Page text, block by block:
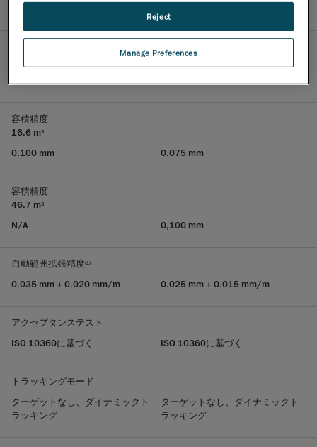
0.075 mm 0.064 mm
容積精度
16.6 m3
0.100 mm 0.075 mm
容積精度
46.7 m3
N/A 0,100 mm
自動範囲拡張精度(1)
0.035 mm + 0.020 mm/m 0.025 mm + 0.015 mm/m
アクセプタンステスト
ISO 10360に基づく
ISO 10360に基づく
トラッキングモード
ターゲットなし、ダイナミックト
ラッキング
ターゲットなし、ダイナミックト
ラッキング
Manage Preferences
Reject